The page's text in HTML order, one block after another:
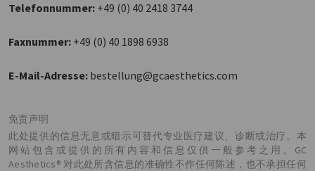
Telefonnummer: +49 (0) 40 2418 3744
Faxnummer: +49 (0) 40 1898 6938
E-Mail-Adresse: bestellung@gcaesthetics.com
免责声明
此处提供的信息无意或暗示可替代专业医疗建议、诊断或治疗。本
网站包含或提供的所有内容和信息仅供一般参考之用。GC
Aesthetics® 对此处所含信息的准确性不作任何陈述，也不承担任何